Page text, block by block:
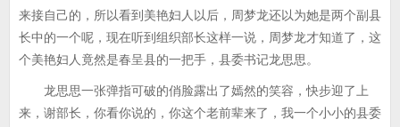
来接自己的，所以看到美艳妇人以后，周梦龙还以为她是两个副县
长中的一个呢，现在听到组织部长这样一说，周梦龙才知道了，这
个美艳妇人竟然是春呈县的一把手，县委书记龙思思。
龙思思一张弹指可破的俏脸露出了嫣然的笑容，快步迎了上
来，谢部长，你看你说的，你这个老前辈来了，我一个小小的县委